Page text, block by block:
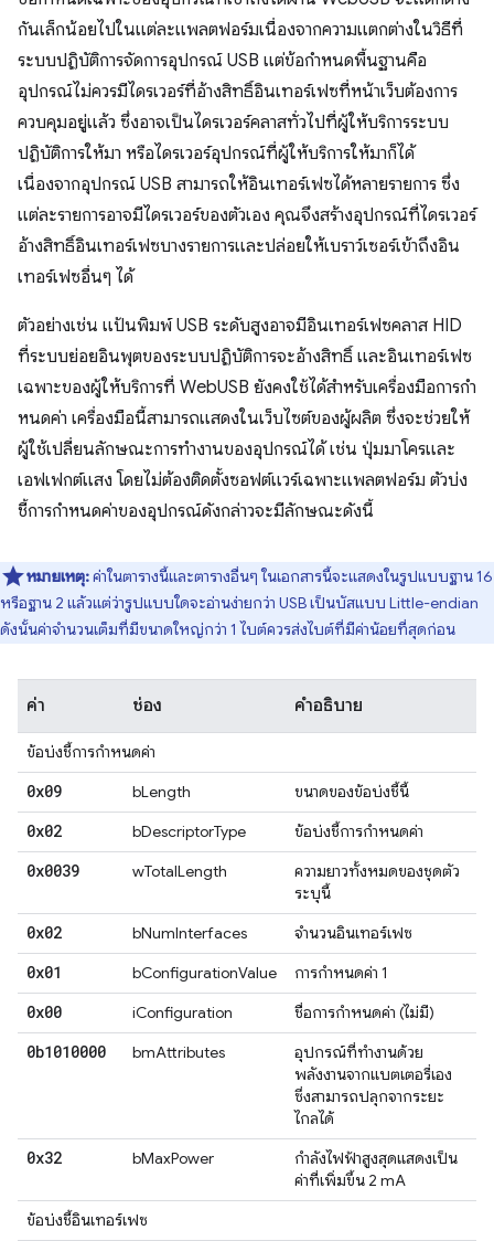
กันเล็กน้อยไปในแต่ละแพลตฟอร์มเนื่องจากความแตกต่างในวิธีที่
ระบบปฏิบัติการจัดการอุปกรณ์ USB แต่ข้อกำหนดพื้นฐานคือ
อุปกรณ์ไม่ควรมีไดรเวอร์ที่อ้างสิทธิ์อินเทอร์เฟซที่หน้าเว็บต้องการ
ควบคุมอยู่แล้ว ซึ่งอาจเป็นไดรเวอร์คลาสทั่วไปที่ผู้ให้บริการระบบ
ปฏิบัติการให้มา หรือไดรเวอร์อุปกรณ์ที่ผู้ให้บริการให้มาก็ได้
เนื่องจากอุปกรณ์ USB สามารถให้อินเทอร์เฟซได้หลายรายการ ซึ่ง
แต่ละรายการอาจมีไดรเวอร์ของตัวเอง คุณจึงสร้างอุปกรณ์ที่ไดรเวอร์
อ้างสิทธิ์อินเทอร์เฟซบางรายการและปล่อยให้เบราว์เซอร์เข้าถึงอิน
เทอร์เฟซอื่นๆ ได้
ตัวอย่างเช่น แป้นพิมพ์ USB ระดับสูงอาจมีอินเทอร์เฟซคลาส HID
ที่ระบบย่อยอินพุตของระบบปฏิบัติการจะอ้างสิทธิ์ และอินเทอร์เฟซ
เฉพาะของผู้ให้บริการที่ WebUSB ยังคงใช้ได้สำหรับเครื่องมือการกํา
หนดค่า เครื่องมือนี้สามารถแสดงในเว็บไซต์ของผู้ผลิต ซึ่งจะช่วยให้
ผู้ใช้เปลี่ยนลักษณะการทำงานของอุปกรณ์ได้ เช่น ปุ่มมาโครและ
เอฟเฟกต์แสง โดยไม่ต้องติดตั้งซอฟต์แวร์เฉพาะแพลตฟอร์ม ตัวบ่ง
ชี้การกําหนดค่าของอุปกรณ์ดังกล่าวจะมีลักษณะดังนี้
หมายเหตุ:ค่าในตารางนี้และตารางอื่นๆ ในเอกสารนี้จะแสดงในรูปแบบฐาน 16
หรือฐาน 2 แล้วแต่ว่ารูปแบบใดจะอ่านง่ายกว่า USB เป็นบัสแบบ Little-endian
ดังนั้นค่าจำนวนเต็มที่มีขนาดใหญ่กว่า 1 ไบต์ควรส่งไบต์ที่มีค่าน้อยที่สุดก่อน
ค่า ช่อง คำอธิบาย
ข้อบ่งชี้การกําหนดค่า
0x09 bLength ขนาดของข้อบ่งชี้นี้
0x02 bDescriptorType ข้อบ่งชี้การกําหนดค่า
0x0039 wTotalLength
ความยาวทั้งหมดของชุดตัว
ระบุนี้
0x02 bNumInterfaces จํานวนอินเทอร์เฟซ
0x01 bConfigurationValue การกําหนดค่า 1
0x00 iConfiguration ชื่อการกําหนดค่า (ไม่มี)
0b1010000 bmAttributes
อุปกรณ์ที่ทำงานด้วย
พลังงานจากแบตเตอรี่เอง
ซึ่งสามารถปลุกจากระยะ
ไกลได้
0x32 bMaxPower
กำลังไฟฟ้าสูงสุดแสดงเป็น
ค่าที่เพิ่มขึ้น 2 mA
ข้อบ่งชี้อินเทอร์เฟซ